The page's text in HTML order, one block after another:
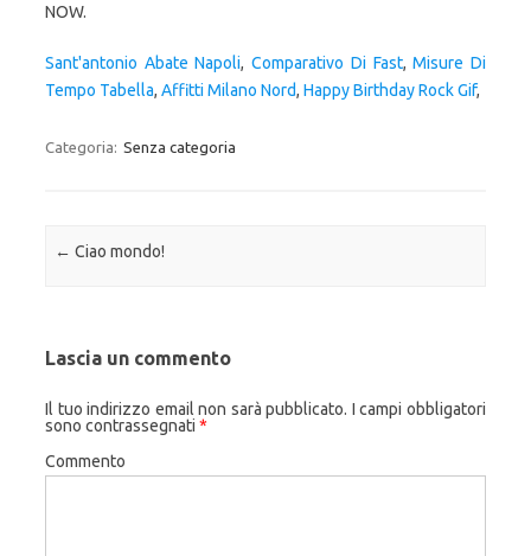
NOW.
Sant'antonio Abate Napoli,Comparativo Di Fast,Misure Di
Tempo Tabella, Affitti Milano Nord, Happy Birthday Rock Gif,
Categoria: Senza categoria
Navigazione articolo
← Ciao mondo!
Lascia un commento
Il tuo indirizzo email non sarà pubblicato. I campi obbligatori
sono contrassegnati *
Commento